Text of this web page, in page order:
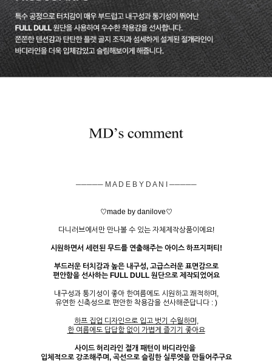
───── M A D E B Y D A N I ─────
♡made by danilove♡
다니러브에서만 만나볼 수 있는 자체제작상품이에요!
시원하면서 세련된 무드를 연출해주는 아이스 하프지퍼티!
부드러운 터치감과 높은 내구성, 고급스러운 표면감으로
편안함을 선사하는 FULL DULL 원단으로 제작되었어요
내구성과 통기성이 좋아 한여름에도 시원하고 쾌적하며,
유연한 신축성으로 편안한 착용감을 선사해준답니다 : )
하프 집업 디자인으로 입고 벗기 수월하며,
한 여름에도 답답함 없이 가볍게 즐기기 좋아요
사이드 허리라인 절개 패턴이 바디라인을
입체적으로 강조해주며, 곡선으로 슬림한 실루엣을 만들어주구요